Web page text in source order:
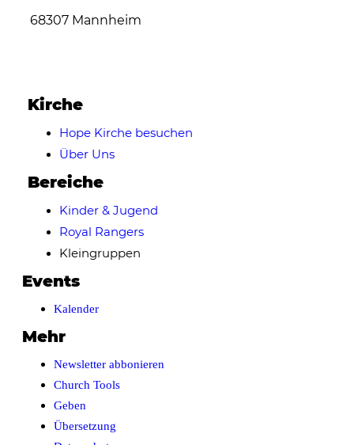
68307 Mannheim
Kirche
Hope Kirche besuchen
Über Uns
Bereiche
Kinder & Jugend
Royal Rangers
Kleingruppen
Events
Kalender
Mehr
Newsletter abbonieren
Church Tools
Geben
Übersetzung